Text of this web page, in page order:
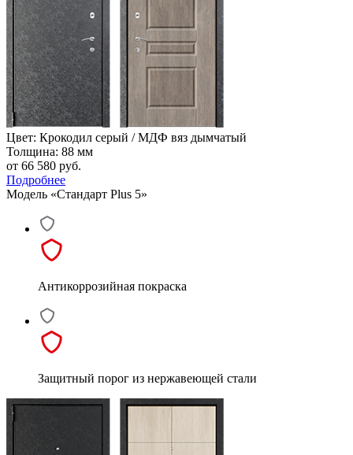
Цвет: Крокодил серый / МДФ вяз дымчатый
Толщина: 88 мм
от 66 580 руб.
Подробнее
Модель «Стандарт Plus 5»
Антикоррозийная покраска
Защитный порог из нержавеющей стали